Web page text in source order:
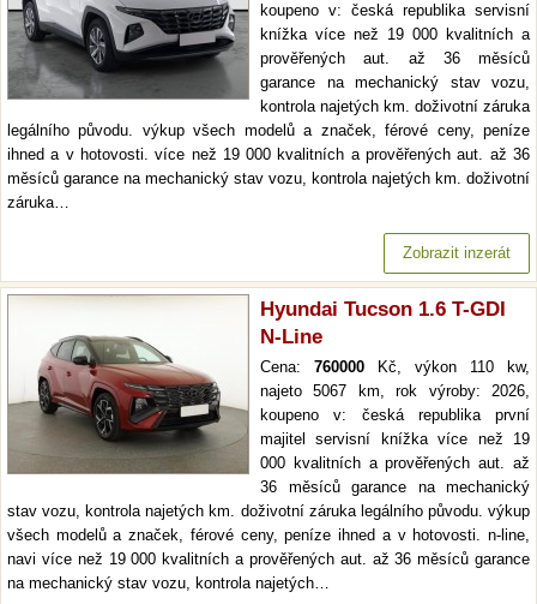
koupeno v: česká republika servisní
knížka více než 19 000 kvalitních a
prověřených aut. až 36 měsíců
garance na mechanický stav vozu,
kontrola najetých km. doživotní záruka
legálního původu. výkup všech modelů a značek, férové ceny, peníze
ihned a v hotovosti. více než 19 000 kvalitních a prověřených aut. až 36
měsíců garance na mechanický stav vozu, kontrola najetých km. doživotní
záruka…
Zobrazit inzerát
Hyundai Tucson 1.6 T-GDI
N-Line
Cena: 760000 Kč, výkon 110 kw,
najeto 5067 km, rok výroby: 2026,
koupeno v: česká republika první
majitel servisní knížka více než 19
000 kvalitních a prověřených aut. až
36 měsíců garance na mechanický
stav vozu, kontrola najetých km. doživotní záruka legálního původu. výkup
všech modelů a značek, férové ceny, peníze ihned a v hotovosti. n-line,
navi více než 19 000 kvalitních a prověřených aut. až 36 měsíců garance
na mechanický stav vozu, kontrola najetých…